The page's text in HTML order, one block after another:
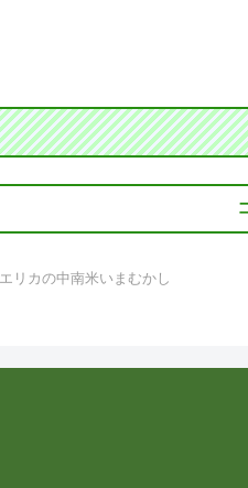
エリカの中南米いまむかし